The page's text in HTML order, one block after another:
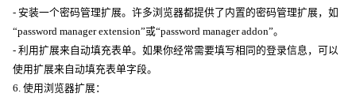
- 安装一个密码管理扩展。许多浏览器都提供了内置的密码管理扩展，如
“password manager extension”或“password manager addon”。
- 利用扩展来自动填充表单。如果你经常需要填写相同的登录信息，可以
使用扩展来自动填充表单字段。
6. 使用浏览器扩展：